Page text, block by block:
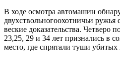
В ходе осмотра автомашин
двухствольногоохотничьи ружья
веские доказательства. Четверо
23,25, 29 и 34 лет признались в
место, где спрятали туши убитых